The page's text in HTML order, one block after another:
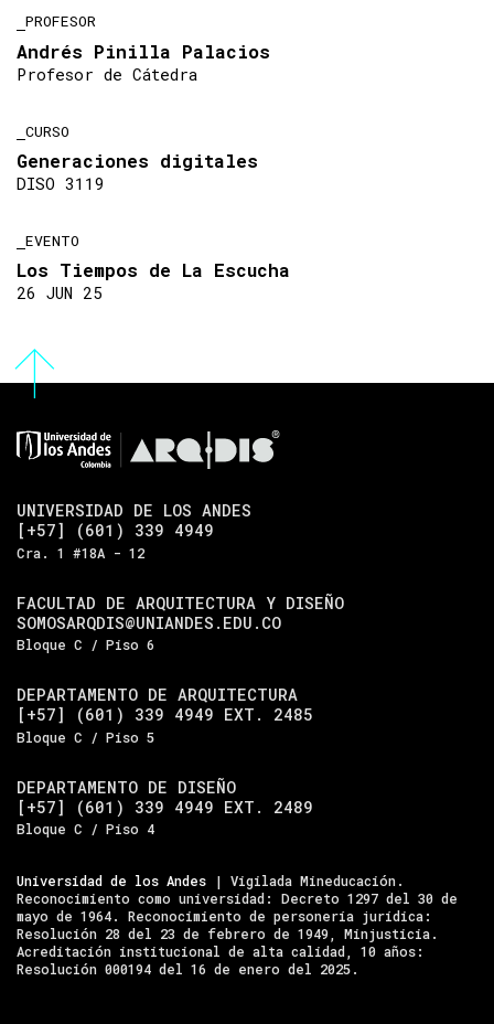
PROFESOR
Andrés Pinilla Palacios
Profesor de Cátedra
CURSO
Generaciones digitales
DISO 3119
EVENTO
Los Tiempos de La Escucha
26 JUN 25
UNIVERSIDAD DE LOS ANDES
[+57] (601) 339 4949
Cra. 1 #18A - 12
FACULTAD DE ARQUITECTURA Y DISEÑO
SOMOSARQDIS@UNIANDES.EDU.CO
Bloque C / Piso 6
DEPARTAMENTO DE ARQUITECTURA
[+57] (601) 339 4949 EXT. 2485
Bloque C / Piso 5
DEPARTAMENTO DE DISEÑO
[+57] (601) 339 4949 EXT. 2489
Bloque C / Piso 4
Universidad de los Andes | Vigilada Mineducación.
Reconocimiento como universidad: Decreto 1297 del 30 de
mayo de 1964. Reconocimiento de personería jurídica:
Resolución 28 del 23 de febrero de 1949, Minjusticia.
Acreditación institucional de alta calidad, 10 años:
Resolución 000194 del 16 de enero del 2025.